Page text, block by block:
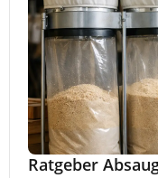
Ratgeber